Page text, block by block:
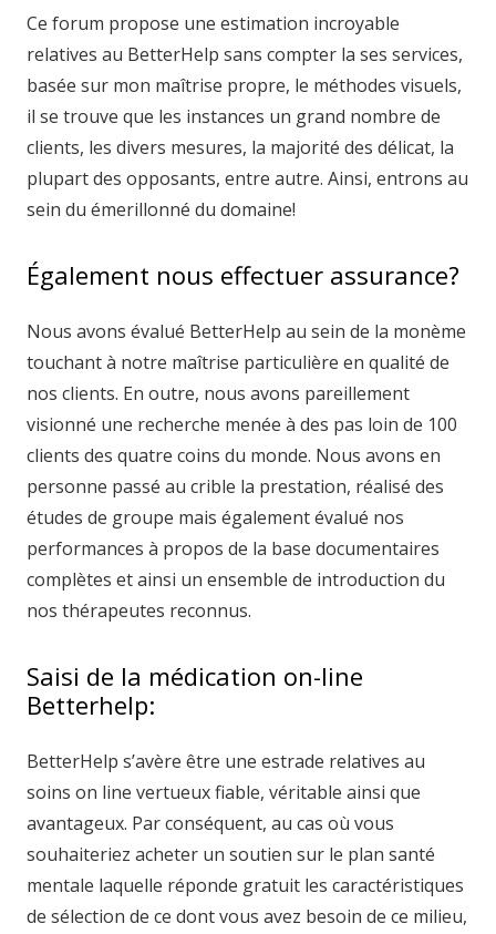
Ce forum propose une estimation incroyable
relatives au BetterHelp sans compter la ses services,
basée sur mon maîtrise propre, le méthodes visuels,
il se trouve que les instances un grand nombre de
clients, les divers mesures, la majorité des délicat, la
plupart des opposants, entre autre. Ainsi, entrons au
sein du émerillonné du domaine!
Également nous effectuer assurance?
Nous avons évalué BetterHelp au sein de la monème
touchant à notre maîtrise particulière en qualité de
nos clients. En outre, nous avons pareillement
visionné une recherche menée à des pas loin de 100
clients des quatre coins du monde. Nous avons en
personne passé au crible la prestation, réalisé des
études de groupe mais également évalué nos
performances à propos de la base documentaires
complètes et ainsi un ensemble de introduction du
nos thérapeutes reconnus.
Saisi de la médication on-line
Betterhelp:
BetterHelp s’avère être une estrade relatives au
soins on line vertueux fiable, véritable ainsi que
avantageux. Par conséquent, au cas où vous
souhaiteriez acheter un soutien sur le plan santé
mentale laquelle réponde gratuit les caractéristiques
de sélection de ce dont vous avez besoin de ce milieu,